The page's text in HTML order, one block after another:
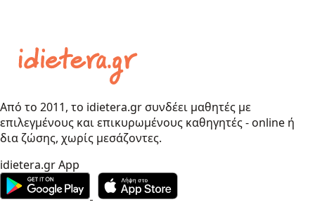
Από το 2011, το idietera.gr συνδέει μαθητές με
επιλεγμένους και επικυρωμένους καθηγητές - online ή
δια ζώσης, χωρίς μεσάζοντες.
idietera.gr App